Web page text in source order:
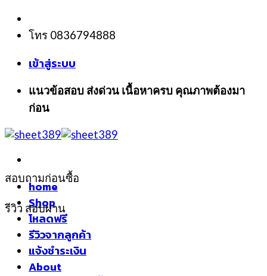
Skip
content
โทร 0836794888
เข้าสู่ระบบ
แนวข้อสอบ ส่งด่วน เนื้อหาครบ คุณภาพต้องมา
ก่อน
home
Shop
โหลดฟรี
รีวิวจากลูกค้า
แจ้งชำระเงิน
About
สอบถามก่อนซื้อ
รีวิว สอบผ่าน